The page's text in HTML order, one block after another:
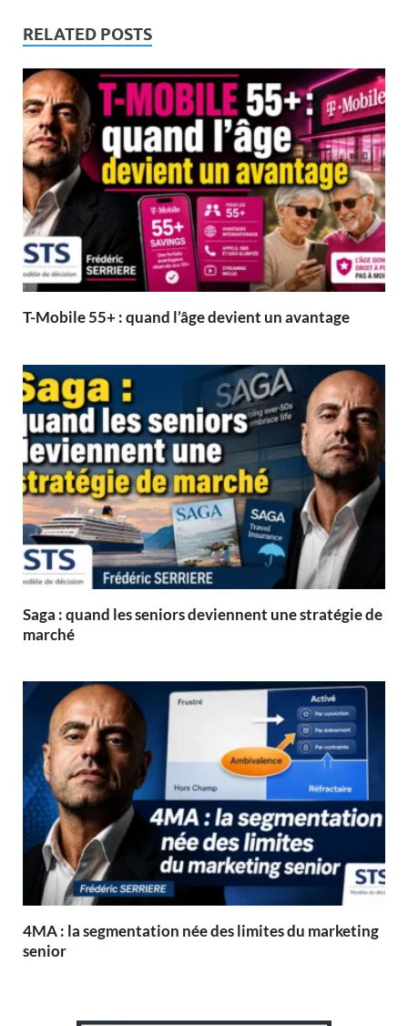
RELATED POSTS
T-Mobile 55+ : quand l’âge devient un avantage
Saga : quand les seniors deviennent une stratégie de
marché
4MA : la segmentation née des limites du marketing
senior